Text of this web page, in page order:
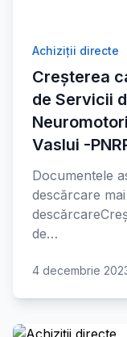
Achiziții directe
Creșterea
de Servicii
Vaslui -
Documentele
descărcare
de…
4 decembrie